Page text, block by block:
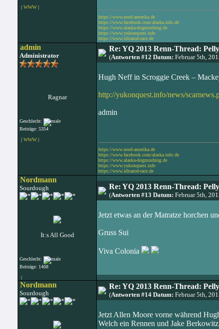
| WWW|
https://www.nord-amerika.de
https://www.facebook.com/alaska.info.de
https://www.alaska-dogmushing.de
https://www.yukonquest.info
https://www.iditarod-race.de
admin
Administrator
Ragnar
Geschlecht:
Beiträge: 5354
| WWW|
Re: YQ 2013 Renn-Thread:
(Antworten #12 Datum: Februar 5th,
Hugh Neff in Scroggie Creek –
http://yukonquest.info/news/
admin
https://www.nord-amerika.de
https://www.facebook.com/alaska.info.de
https://www.alaska-dogmushing.de
https://www.yukonquest.info
https://www.iditarod-race.de
Nordmann
Sourdough
It:s All Good
Geschlecht:
Beiträge: 1408
|
Re: YQ 2013 Renn-Thread:
(Antworten #13 Datum: Februar 5th,
Jetzt etwas an der Matratze horchen
Gruss Sui
Viva Colonia
Nordmann
Sourdough
Re: YQ 2013 Renn-Thread:
(Antworten #14 Datum: Februar 5th,
Jetzt Allen Moore vorne während
Welch ein Rennen und Jake